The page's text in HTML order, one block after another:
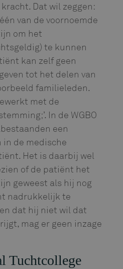
Dat wil zeggen:
van de voornoemde
om het
te kunnen
kan zelf geen
tot het delen van
familieleden.
met de
In de WGBO
een
de medische
Het is daarbij wel
of de patiënt het
geweest als hij nog
nadrukkelijk te
dat hij niet wil dat
mag er geen inzage
Tuchtcollege